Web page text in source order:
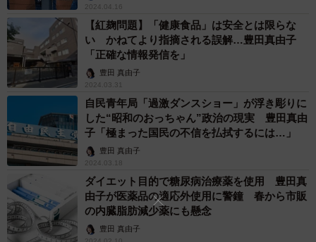
2024.04.16
【紅麹問題】「健康食品」は安全とは限らな
い かねてより指摘される誤解…豊田真由子
「正確な情報発信を」
豊田 真由子
2024.03.31
自民青年局「過激ダンスショー」が浮き彫りに
した“昭和のおっちゃん”政治の現実 豊田真由
子「極まった国民の不信を払拭するには…」
豊田 真由子
2024.03.18
ダイエット目的で糖尿病治療薬を使用 豊田真
由子が医薬品の適応外使用に警鐘 春から市販
の内臓脂肪減少薬にも懸念
豊田 真由子